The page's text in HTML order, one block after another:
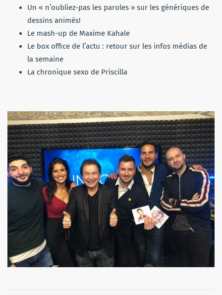
Un « n’oubliez-pas les paroles » sur les génériques de
dessins animés!
Le mash-up de Maxime Kahale
Le box office de l’actu : retour sur les infos médias de
la semaine
La chronique sexo de Priscilla